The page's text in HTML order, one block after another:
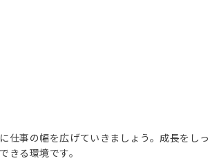
仕事の幅を広げていきましょう。成長をしっ
きる環境です。